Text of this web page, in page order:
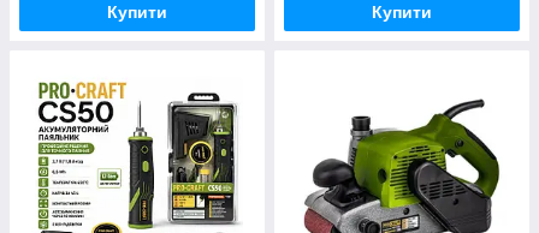
Купити Купити